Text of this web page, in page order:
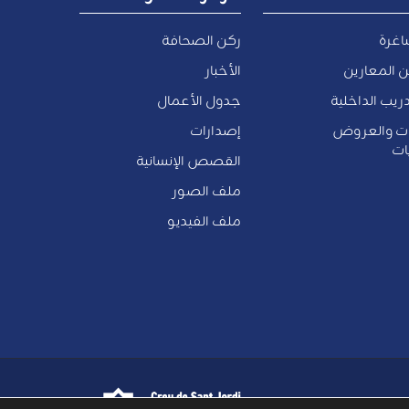
ركن الصحافة
الأخبار
جدول الأعمال
إصدارات
القصص الإنسانية
ملف الصور
ملف الفيديو
المعارين
الداخلية
والعروض